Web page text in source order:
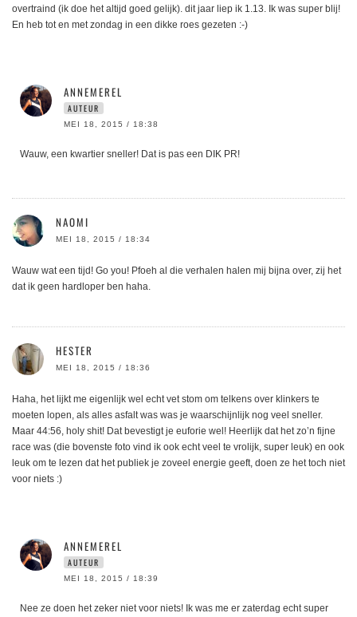
overtraind (ik doe het altijd goed gelijk). dit jaar liep ik 1.13. Ik was super blij!
En heb tot en met zondag in een dikke roes gezeten :-)
ANNEMEREL
AUTEUR
MEI 18, 2015 / 18:38
Wauw, een kwartier sneller! Dat is pas een DIK PR!
NAOMI
MEI 18, 2015 / 18:34
Wauw wat een tijd! Go you! Pfoeh al die verhalen halen mij bijna over, zij het
dat ik geen hardloper ben haha.
HESTER
MEI 18, 2015 / 18:36
Haha, het lijkt me eigenlijk wel echt vet stom om telkens over klinkers te
moeten lopen, als alles asfalt was was je waarschijnlijk nog veel sneller.
Maar 44:56, holy shit! Dat bevestigt je euforie wel! Heerlijk dat het zo’n fijne
race was (die bovenste foto vind ik ook echt veel te vrolijk, super leuk) en ook
leuk om te lezen dat het publiek je zoveel energie geeft, doen ze het toch niet
voor niets :)
ANNEMEREL
AUTEUR
MEI 18, 2015 / 18:39
Nee ze doen het zeker niet voor niets! Ik was me er zaterdag echt super